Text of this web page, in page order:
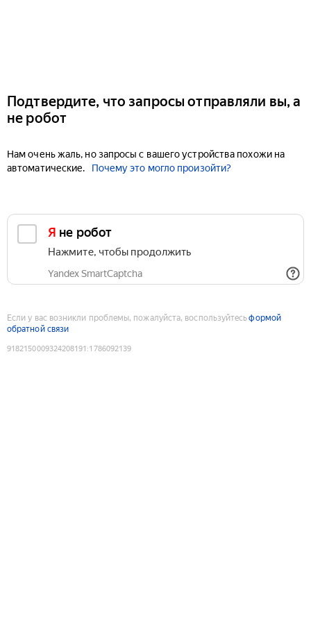
Подтвердите, что запросы отправляли вы, а
не робот
Нам очень жаль, но запросы с вашего устройства похожи на
автоматические.
Почему это могло произойти?
Я не робот
Нажмите, чтобы продолжить
Yandex SmartCaptcha
Если у вас возникли проблемы, пожалуйста, воспользуйтесьформой
обратной связи
9182150009324208191 :1786092139